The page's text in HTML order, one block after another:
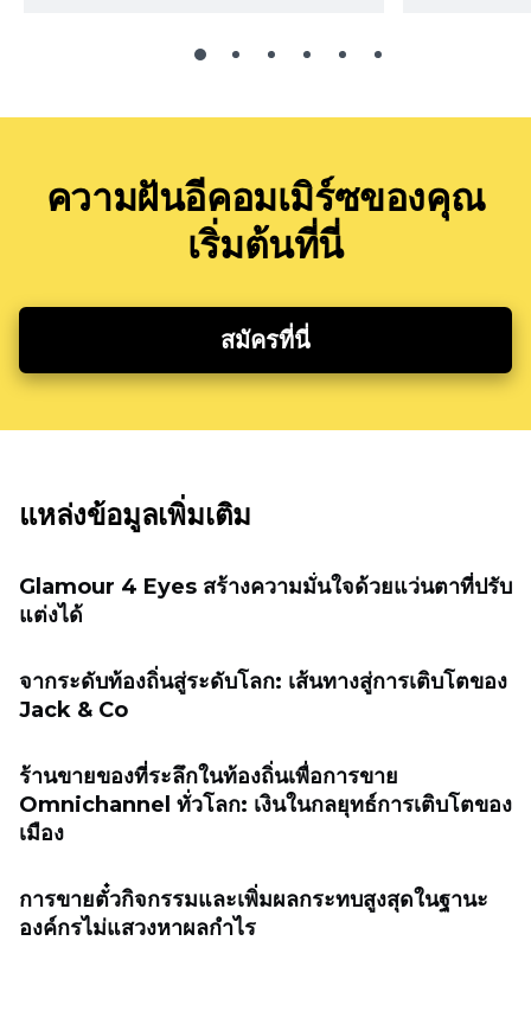
ความฝันอีคอมเมิร์ซของคุณ
เริ่มต้นที่นี่
สมัครที่นี่
แหล่งข้อมูลเพิ่มเติม
Glamour 4 Eyes สร้างความมั่นใจด้วยแว่นตาที่ปรับ
แต่งได้
จากระดับท้องถิ่นสู่ระดับโลก: เส้นทางสู่การเติบโตของ
Jack & Co
ร้านขายของที่ระลึกในท้องถิ่นเพื่อการขาย
Omnichannel ทั่วโลก: เงินในกลยุทธ์การเติบโตของ
เมือง
การขายตั๋วกิจกรรมและเพิ่มผลกระทบสูงสุดในฐานะ
องค์กรไม่แสวงหาผลกำไร